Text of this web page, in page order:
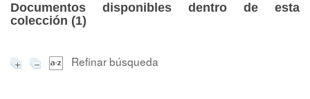
Documentos disponibles dentro de esta
colección (1)
Refinar búsqueda